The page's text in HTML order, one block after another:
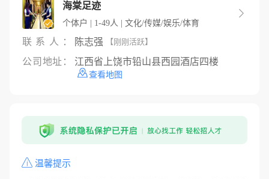
海棠足迹
个体户 | 1-49人 | 文化/传媒/娱乐/体育

联系人： 陈志强 【刚刚活跃】
公司地址： 江西省上饶市铅山县西园酒店四楼
查看地图
温馨提示